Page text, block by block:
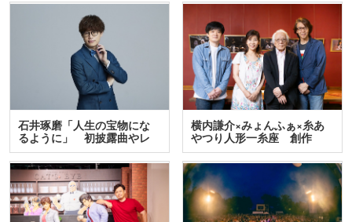
石井琢磨「人生の宝物にな
るように」 初披露曲やレ
ア…
横内謙介×みょんふぁ×糸あ
やつり人形一糸座 創作
人…